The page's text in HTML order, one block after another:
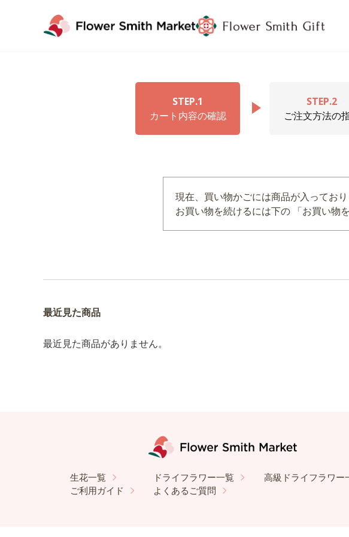
STEP.1
カート内容の確認
STEP.2
ご注文方法の
現在、買い物かごには商品が入っており
お買い物を続けるには下の 「お買い物
最近見た商品
最近見た商品がありません。
生花一覧 ドライフラワー一覧
高級ドライフラワー
ご利用ガイド
よくあるご質問